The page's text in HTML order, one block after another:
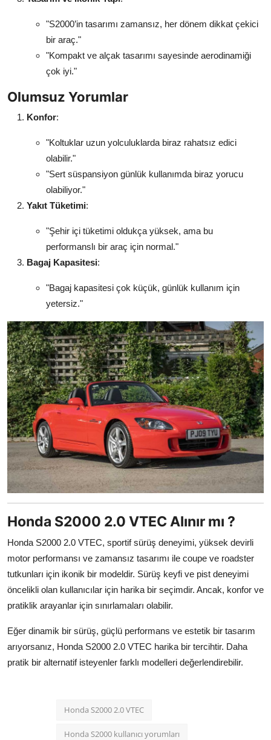
"S2000’in tasarımı zamansız, her dönem dikkat çekici
bir araç."
"Kompakt ve alçak tasarımı sayesinde aerodinamiği
çok iyi."
Olumsuz Yorumlar
Konfor:
"Koltuklar uzun yolculuklarda biraz rahatsız edici
olabilir."
"Sert süspansiyon günlük kullanımda biraz yorucu
olabiliyor."
Yakıt Tüketimi:
"Şehir içi tüketimi oldukça yüksek, ama bu
performanslı bir araç için normal."
Bagaj Kapasitesi:
"Bagaj kapasitesi çok küçük, günlük kullanım için
yetersiz."
Honda S2000 2.0 VTEC Alınır mı ?
Honda S2000 2.0 VTEC, sportif sürüş deneyimi, yüksek devirli
motor performansı ve zamansız tasarımı ile coupe ve roadster
tutkunları için ikonik bir modeldir. Sürüş keyfi ve pist deneyimi
öncelikli olan kullanıcılar için harika bir seçimdir. Ancak, konfor ve
pratiklik arayanlar için sınırlamaları olabilir.
Eğer dinamik bir sürüş, güçlü performans ve estetik bir tasarım
arıyorsanız, Honda S2000 2.0 VTEC harika bir tercihtir. Daha
pratik bir alternatif isteyenler farklı modelleri değerlendirebilir.
Honda S2000 2.0 VTEC
Honda S2000 kullanıcı yorumları